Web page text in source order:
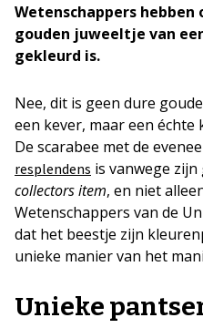
Wetenschappers
gouden juweeltje van
gekleurd is.
Nee, dit is geen dure
een kever, maar een
De scarabee met de
resplendens is vanwege
collectors item, en niet
Wetenschappers van de
dat het beestje zijn
unieke manier van het
Unieke